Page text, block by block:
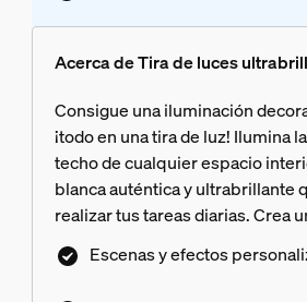
Acerca de Tira de luces
Consigue una iluminación
¡todo en una tira de luz! Ilumina
techo de cualquier espacio
blanca auténtica y ultrabrillante
realizar tus tareas diarias. Crea
perfecto con colores vivos y
momentos cotidianos totalmente
Escenas y efectos